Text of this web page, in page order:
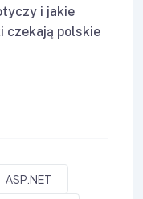
i jakie
czekają polskie
ASP.NET